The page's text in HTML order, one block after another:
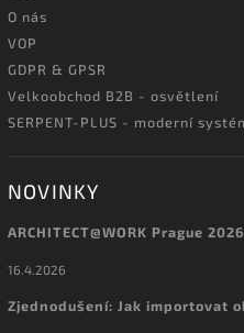
O nás
VOP
GDPR & GPSR
Velkoobchod B2B - osvětlení
SERPENT-PLUS - moderní
NOVINKY
ARCHITECT@WORK Prague
16.4.2026
Zjednodušení: Jak importovat